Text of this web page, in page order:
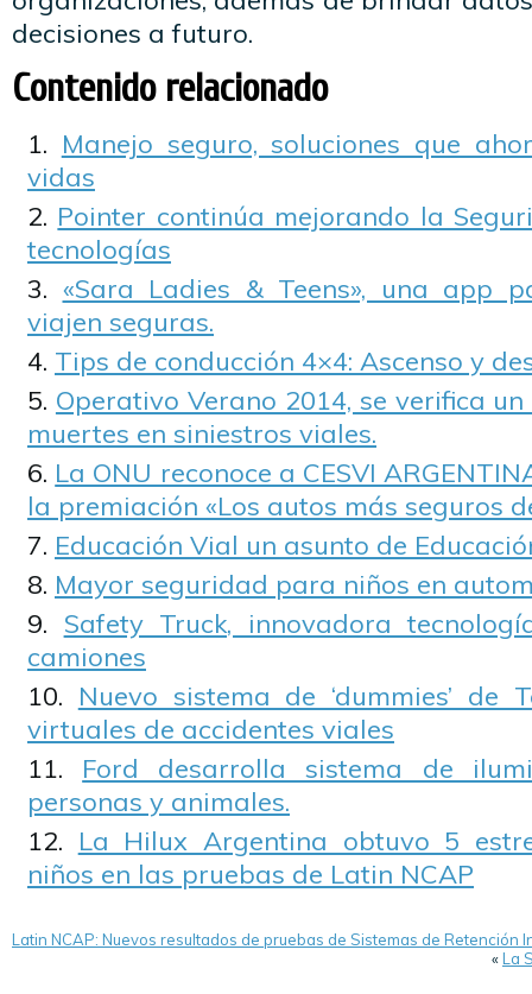
decisiones a futuro.
Contenido relacionado
Manejo seguro, soluciones que
vidas
Pointer continúa mejorando la
tecnologías
«Sara Ladies & Teens», una app
viajen seguras.
Tips de conducción 4×4: Ascenso y
Operativo Verano 2014, se verifica
muertes en siniestros viales.
La ONU reconoce a CESVI
la premiación «Los autos más seguros
Educación Vial un asunto de
Mayor seguridad para niños en
Safety Truck, innovadora
camiones
Nuevo sistema de ‘dummies’ de
virtuales de accidentes viales
Ford desarrolla sistema de
personas y animales.
La Hilux Argentina obtuvo 5
niños en las pruebas de Latin NCAP
Latin NCAP: Nuevos resultados de pruebas de Sistemas de Retención
«La